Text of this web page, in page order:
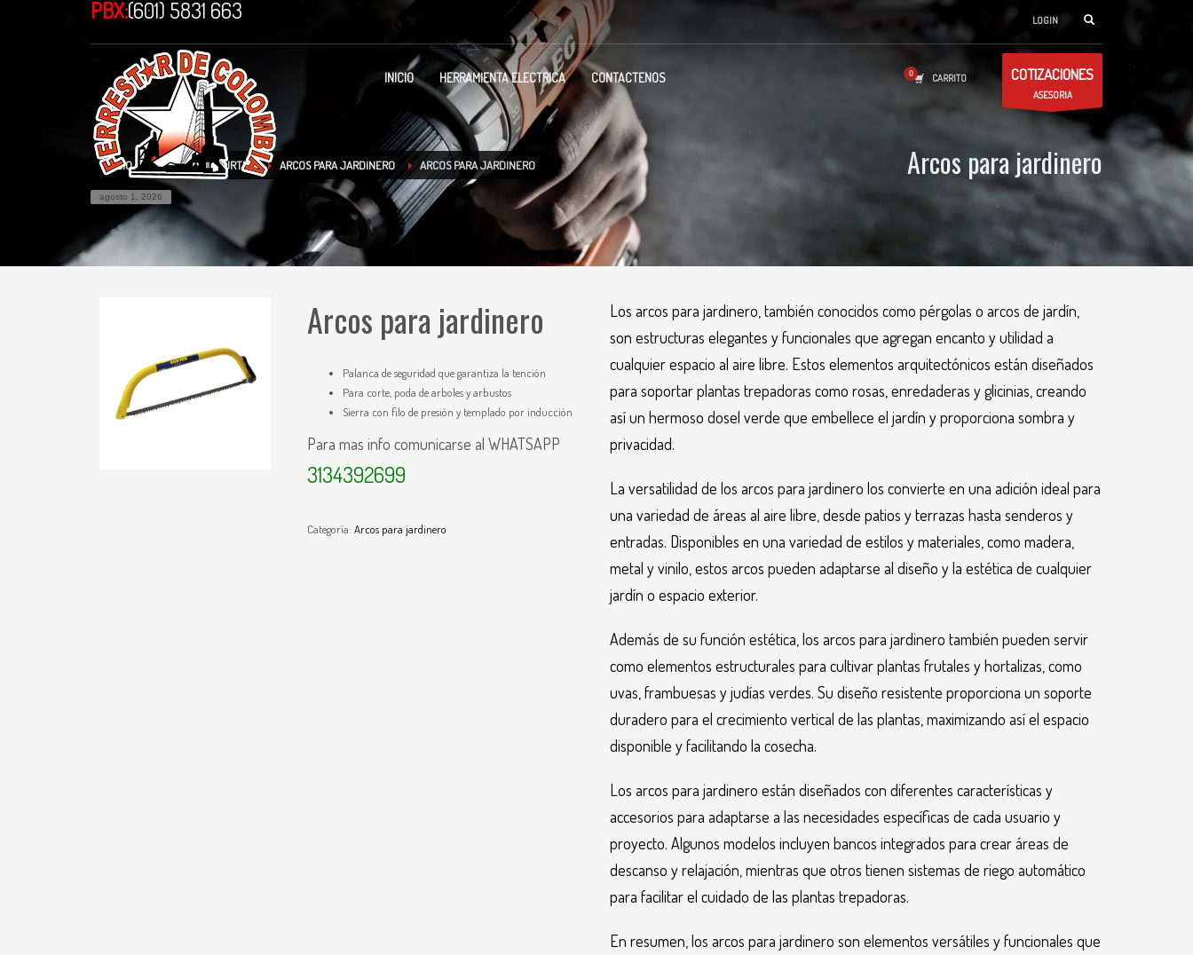
PBX:(601) 5831 663 LOGIN
INICIO HERRAMIENTA ELECTRICA CONTACTENOS CARRITO COTIZACIONES
ASESORIA
INICIO TIENDA SURTEK ARCOS PARA JARDINERO ARCOS PARA JARDINERO
agosto 1, 2026
Arcos para jardinero
Arcos para jardinero
Palanca de seguridad que garantiza la tención
Para corte, poda de arboles y arbustos
Sierra con filo de presión y templado por inducción
Para mas info comunicarse al WHATSAPP
3134392699
Categoría: Arcos para jardinero
Los arcos para jardinero, también conocidos como pérgolas o arcos de jardín,
son estructuras elegantes y funcionales que agregan encanto y utilidad a
cualquier espacio al aire libre. Estos elementos arquitectónicos están diseñados
para soportar plantas trepadoras como rosas, enredaderas y glicinias, creando
así un hermoso dosel verde que embellece el jardín y proporciona sombra y
privacidad.
La versatilidad de los arcos para jardinero los convierte en una adición ideal para
una variedad de áreas al aire libre, desde patios y terrazas hasta senderos y
entradas. Disponibles en una variedad de estilos y materiales, como madera,
metal y vinilo, estos arcos pueden adaptarse al diseño y la estética de cualquier
jardín o espacio exterior.
Además de su función estética, los arcos para jardinero también pueden servir
como elementos estructurales para cultivar plantas frutales y hortalizas, como
uvas, frambuesas y judías verdes. Su diseño resistente proporciona un soporte
duradero para el crecimiento vertical de las plantas, maximizando así el espacio
disponible y facilitando la cosecha.
Los arcos para jardinero están diseñados con diferentes características y
accesorios para adaptarse a las necesidades específicas de cada usuario y
proyecto. Algunos modelos incluyen bancos integrados para crear áreas de
descanso y relajación, mientras que otros tienen sistemas de riego automático
para facilitar el cuidado de las plantas trepadoras.
En resumen, los arcos para jardinero son elementos versátiles y funcionales que